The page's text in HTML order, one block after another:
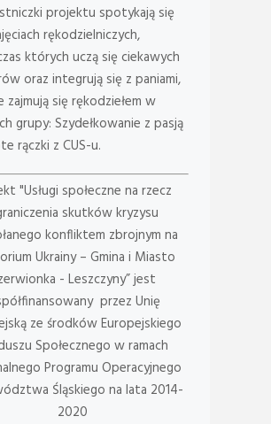
projektu spotykają się
rękodzielniczych,
których uczą się ciekawych
oraz integrują się z paniami,
zajmują się rękodziełem w
grupy: Szydełkowanie z pasją
rączki z CUS-u.
"Usługi społeczne na rzecz
skutków kryzysu
konfliktem zbrojnym na
Ukrainy – Gmina i Miasto
- Leszczyny” jest
przez Unię
ze środków Europejskiego
Społecznego w ramach
Programu Operacyjnego
Śląskiego na lata 2014-
2020